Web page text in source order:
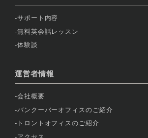
サポート内容
無料英会話レッスン
体験談
運営者情報
会社概要
バンクーバーオフィスのご紹介
トロントオフィスのご紹介